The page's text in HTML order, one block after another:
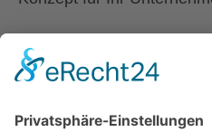
Kontakt:
Hauffgasse 3-5/3. OG